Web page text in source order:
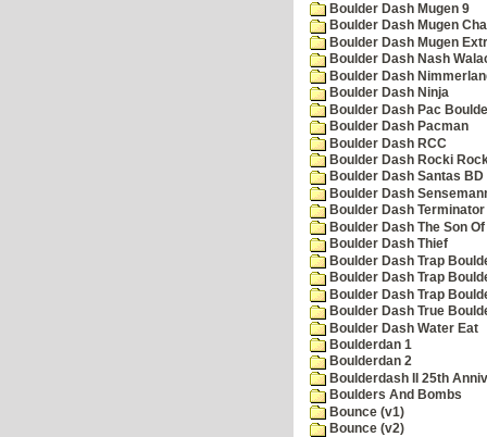
Boulder Dash Mugen 9
Boulder Dash Mugen
Boulder Dash Mugen
Boulder Dash Nash
Boulder Dash
Boulder Dash Ninja
Boulder Dash Pac
Boulder Dash Pacman
Boulder Dash RCC
Boulder Dash Rocki
Boulder Dash Santas
Boulder Dash
Boulder Dash
Boulder Dash The Son
Boulder Dash Thief
Boulder Dash Trap
Boulder Dash Trap
Boulder Dash Trap
Boulder Dash True
Boulder Dash Water Eat
Boulderdan 1
Boulderdan 2
Boulderdash II 25th
Boulders And Bombs
Bounce (v1)
Bounce (v2)